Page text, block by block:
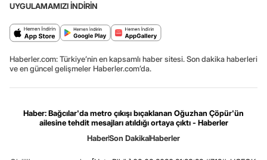
UYGULAMAMIZI İNDİRİN
Haberler.com: Türkiye’nin en kapsamlı haber sitesi. Son dakika haberleri
ve en güncel gelişmeler Haberler.com’da.
Haber: Bağcılar'da metro çıkışı bıçaklanan Oğuzhan Çöpür'ün
ailesine tehdit mesajları atıldığı ortaya çıktı - Haberler
HaberSon DakikaHaberler